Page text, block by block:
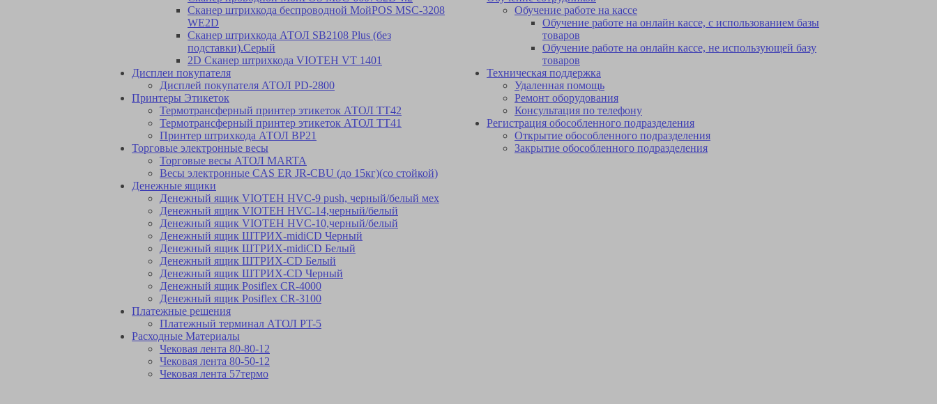
Сканер штрихкода беспроводной МойPOS MSC-3208
WE2D
Сканер штрихкода АТОЛ SB2108 Plus (без
подставки).Серый
2D Сканер штрихкода VIOTEH VT 1401
Дисплеи покупателя
Дисплей покупателя АТОЛ PD-2800
Принтеры Этикеток
Термотрансферный принтер этикеток АТОЛ ТТ42
Термотрансферный принтер этикеток АТОЛ ТТ41
Принтер штрихкода АТОЛ BP21
Торговые электронные весы
Торговые весы АТОЛ MARTA
Весы электронные CAS ER JR-CBU (до 15кг)(со стойкой)
Денежные ящики
Денежный ящик VIOTEH HVC-9 push, черный/белый мех
Денежный ящик VIOTEH HVC-14,черный/белый
Денежный ящик VIOTEH HVC-10,черный/белый
Денежный ящик ШТРИХ-midiCD Черный
Денежный ящик ШТРИХ-midiCD Белый
Денежный ящик ШТРИХ-CD Белый
Денежный ящик ШТРИХ-CD Черный
Денежный ящик Posiflex CR-4000
Денежный ящик Posiflex CR-3100
Платежные решения
Платежный терминал АТОЛ PT-5
Расходные Материалы
Чековая лента 80-80-12
Чековая лента 80-50-12
Чековая лента 57термо
Обучение работе на кассе
Обучение работе на онлайн кассе, с использованием базы
товаров
Обучение работе на онлайн кассе, не использующей базу
товаров
Техническая поддержка
Удаленная помощь
Ремонт оборудования
Консультация по телефону
Регистрация обособленного подразделения
Открытие обособленного подразделения
Закрытие обособленного подразделения